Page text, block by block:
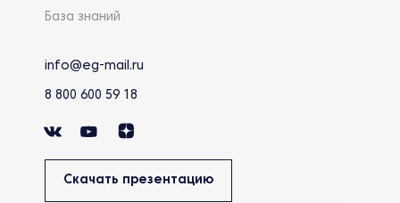
База знаний
info@eg-mail.ru
8 800 600 59 18
Скачать презентацию